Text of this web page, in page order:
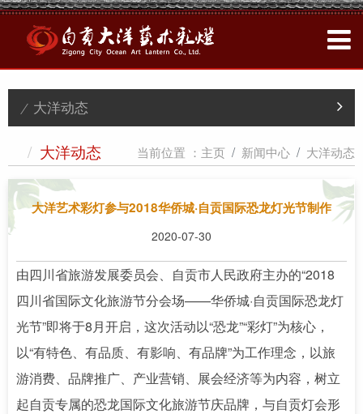
/ 大洋动态
/ 大洋动态 当前位置 ： 主页 新闻中心 大洋动态
大洋艺术彩灯参与2018华侨城·自贡国际恐龙灯光节制作
2020-07-30
由四川省旅游发展委员会、自贡市人民政府主办的“2018
四川省国际文化旅游节分会场——华侨城·自贡国际恐龙灯
光节”即将于8月开启，这次活动以“恐龙”“彩灯”为核心，
以“有特色、有品质、有影响、有品牌”为工作理念，以旅
游消费、品牌推广、产业营销、展会经济等为内容，树立
起自贡专属的恐龙国际文化旅游节庆品牌，与自贡灯会形